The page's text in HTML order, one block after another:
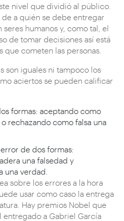
nivel que dividió al público.
a quién se debe entregar
humanos y, como tal, el
de tomar decisiones así está
que cometen las personas.
son iguales ni tampoco los
aciertos se pueden calificar
formas: aceptando como
rechazando como falsa una
de dos formas:
una falsedad y
una verdad.
sobre los errores a la hora
usar como caso la entrega
Hay premios Nobel que
a Gabriel García